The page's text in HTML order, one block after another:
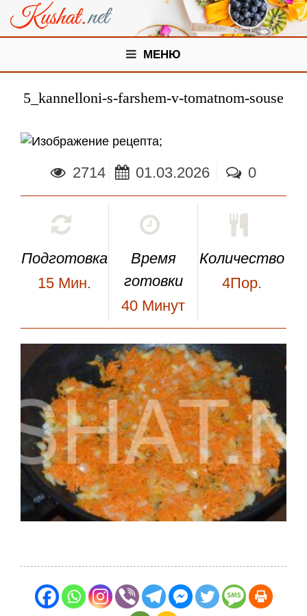
МЕНЮ
5_kannelloni-s-farshem-v-tomatnom-souse
;
2714 01.03.2026 0
Подготовка
15 Мин.
Время
готовки
40 Минут
Количество
4Пор.